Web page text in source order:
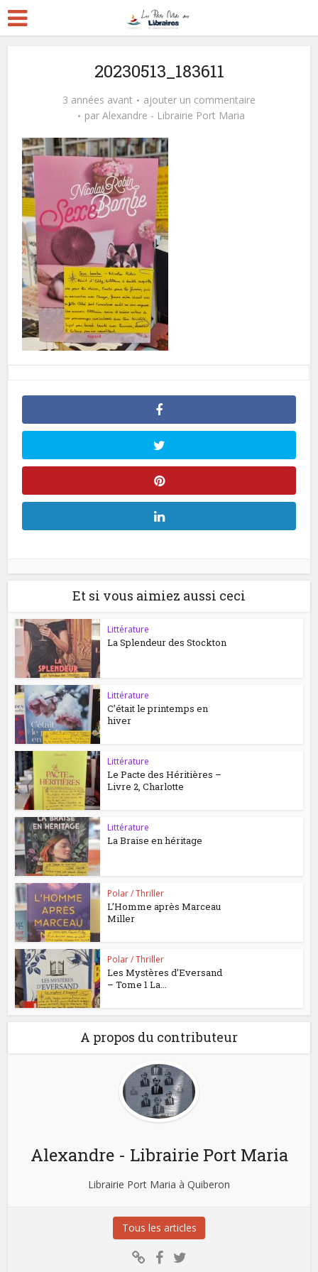
20230513_183611
3 années avant
ajouter un commentaire
par Alexandre - Librairie Port Maria
Et si vous aimiez aussi ceci
Littérature
La Splendeur des Stockton
Littérature
C’était le printemps en
hiver
Littérature
Le Pacte des Héritières –
Livre 2, Charlotte
Littérature
La Braise en héritage
Polar / Thriller
L’Homme après Marceau
Miller
Polar / Thriller
Les Mystères d’Eversand
– Tome 1 La...
A propos du contributeur
Alexandre - Librairie Port Maria
Librairie Port Maria à Quiberon
Tous les articles